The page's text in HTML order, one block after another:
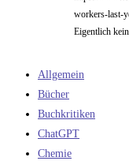
workers-last-
Eigentlich
Allgemein
Bücher
Buchkritiken
ChatGPT
Chemie